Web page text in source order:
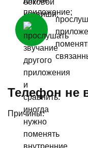
Телефон не
Причины: